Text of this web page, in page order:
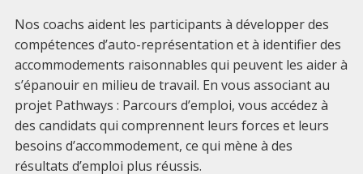
Nos coachs aident les participants à développer des
compétences d’auto-représentation et à identifier des
accommodements raisonnables qui peuvent les aider à
s’épanouir en milieu de travail. En vous associant au
projet Pathways : Parcours d’emploi, vous accédez à
des candidats qui comprennent leurs forces et leurs
besoins d’accommodement, ce qui mène à des
résultats d’emploi plus réussis.